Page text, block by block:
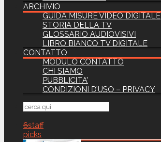
ARCHIVIO
GUIDA MISURE VIDEO DIGITALE
STORIA DELLA TV
GLOSSARIO AUDIOVISIVI
LIBRO BIANCO TV DIGITALE
CONTATTO
MODULO CONTATTO
CHI SIAMO
PUBBLICITA’
CONDIZIONI D’USO – PRIVACY
6staff
picks